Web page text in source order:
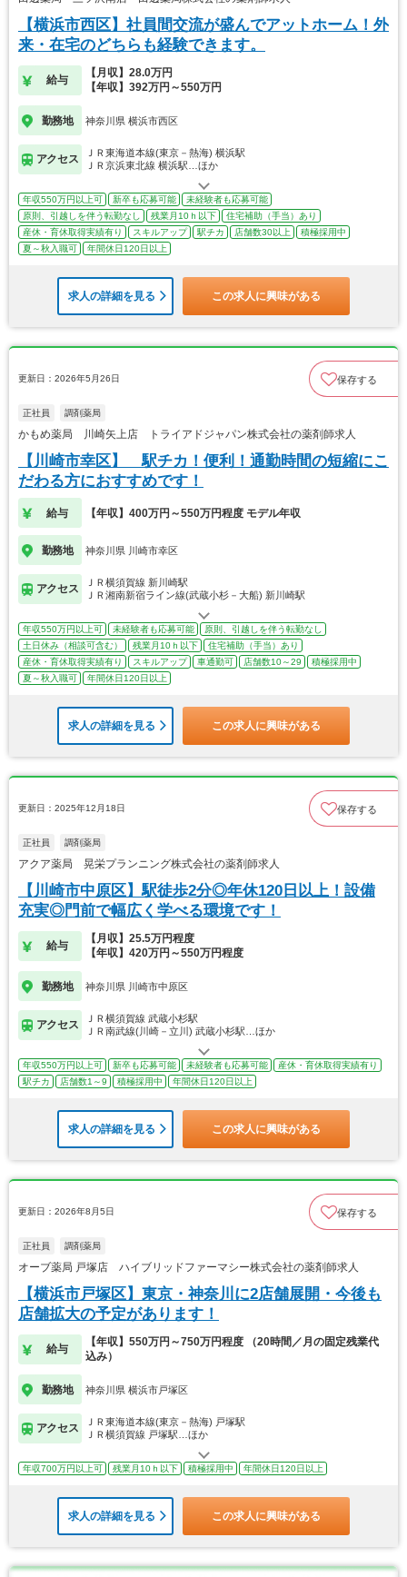
【横浜市西区】社員間交流が盛んでアットホーム！外
来・在宅のどちらも経験できます。
給与
【月収】28.0万円
【年収】392万円～550万円
勤務地 神奈川県 横浜市西区
アクセス
ＪＲ東海道本線(東京－熱海) 横浜駅
ＪＲ京浜東北線 横浜駅…ほか
年収550万円以上可 新卒も応募可能
未経験者も応募可能
原則、引越しを伴う転勤なし
残業月10ｈ以下
住宅補助（手当）あり
産休・育休取得実績有り
スキルアップ 駅チカ 店舗数30以上
積極採用中
夏～秋入職可
年間休日120日以上
求人の詳細を見る この求人に興味がある
更新日：2026年5月26日 保存する
正社員 調剤薬局
かもめ薬局 川崎矢上店 トライアドジャパン株式会社の薬剤師求人
【川崎市幸区】 駅チカ！便利！通勤時間の短縮にこ
だわる方におすすめです！
給与 【年収】400万円～550万円程度 モデル年収
勤務地 神奈川県 川崎市幸区
アクセス
ＪＲ横須賀線 新川崎駅
ＪＲ湘南新宿ライン線(武蔵小杉－大船) 新川崎駅
年収550万円以上可 未経験者も応募可能
原則、引越しを伴う転勤なし
土日休み（相談可含む）
残業月10ｈ以下
住宅補助（手当）あり
産休・育休取得実績有り
スキルアップ 車通勤可 店舗数10～29
積極採用中
夏～秋入職可
年間休日120日以上
求人の詳細を見る この求人に興味がある
更新日：2025年12月18日 保存する
正社員 調剤薬局
アクア薬局 晃栄プランニング株式会社の薬剤師求人
【川崎市中原区】駅徒歩2分◎年休120日以上！設備
充実◎門前で幅広く学べる環境です！
給与
【月収】25.5万円程度
【年収】420万円～550万円程度
勤務地 神奈川県 川崎市中原区
アクセス
ＪＲ横須賀線 武蔵小杉駅
ＪＲ南武線(川崎－立川) 武蔵小杉駅…ほか
年収550万円以上可 新卒も応募可能 未経験者も応募可能
産休・育休取得実績有り
駅チカ
店舗数1～9 積極採用中 年間休日120日以上
求人の詳細を見る この求人に興味がある
更新日：2026年8月5日 保存する
正社員 調剤薬局
オーブ薬局 戸塚店 ハイブリッドファーマシー株式会社の薬剤師求人
【横浜市戸塚区】東京・神奈川に2店舗展開・今後も
店舗拡大の予定があります！
給与
【年収】550万円～750万円程度 （20時間／月の固定残業代
込み）
勤務地 神奈川県 横浜市戸塚区
アクセス
ＪＲ東海道本線(東京－熱海) 戸塚駅
ＪＲ横須賀線 戸塚駅…ほか
年収700万円以上可 残業月10ｈ以下 積極採用中 年間休日120日以上
求人の詳細を見る この求人に興味がある